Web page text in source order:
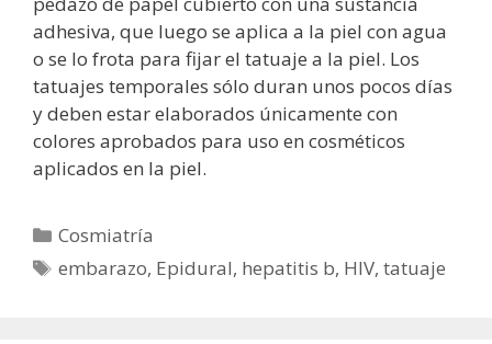
adhesiva, que luego se aplica a la piel con agua
o se lo frota para fijar el tatuaje a la piel. Los
tatuajes temporales sólo duran unos pocos días
y deben estar elaborados únicamente con
colores aprobados para uso en cosméticos
aplicados en la piel.
Categorías
Cosmiatría
Etiquetas
embarazo, Epidural, hepatitis b, HIV,tatuaje